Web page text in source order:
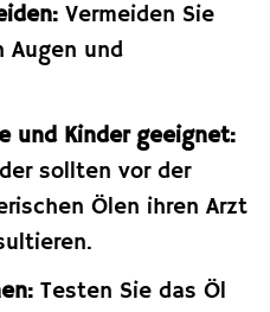
Vermeiden Sie
und
und Kinder geeignet:
sollten vor der
Ölen ihren Arzt
Testen Sie das Öl